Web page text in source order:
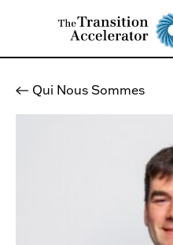
Qui Nous Sommes